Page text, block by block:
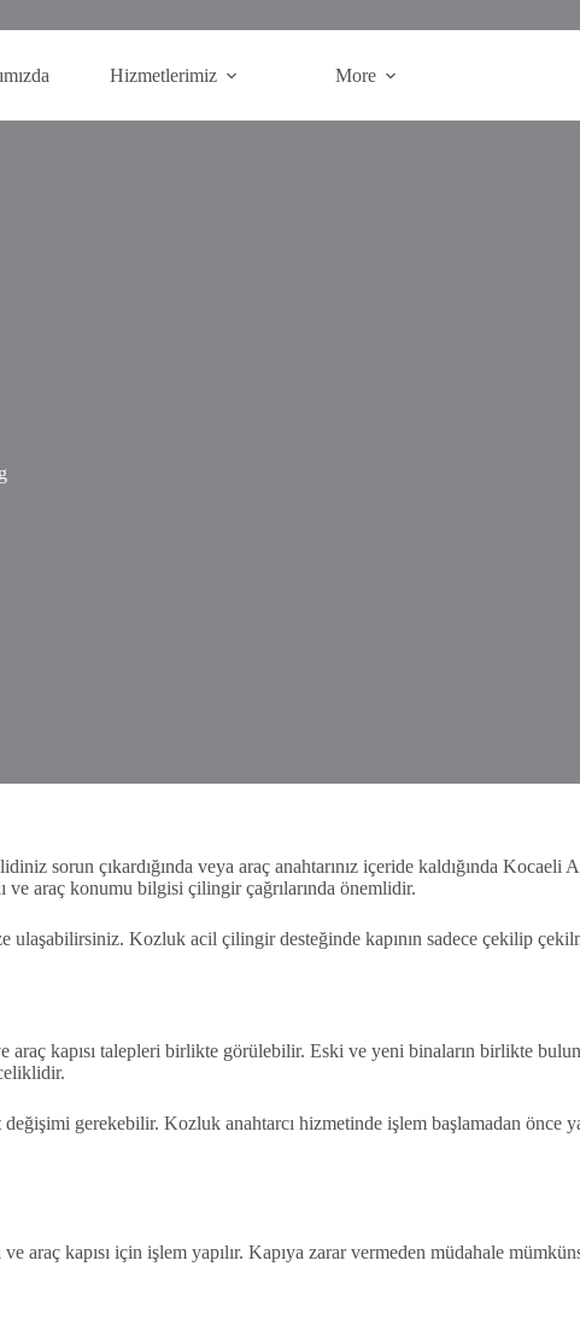
Hizmetlerimiz More
sorun çıkardığında veya araç anahtarınız içeride kaldığında
ve araç konumu bilgisi çilingir çağrılarında önemlidir.
ulaşabilirsiniz. Kozluk acil çilingir desteğinde kapının sadece çekilip
kapısı talepleri birlikte görülebilir. Eski ve yeni binaların birlikte
gerekebilir. Kozluk anahtarcı hizmetinde işlem başlamadan önce
araç kapısı için işlem yapılır. Kapıya zarar vermeden müdahale